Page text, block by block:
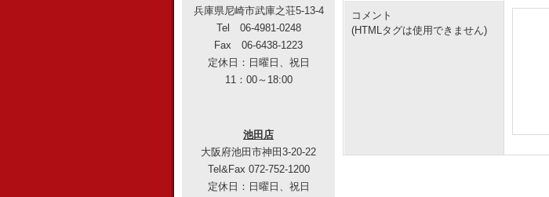
コメント
(HTMLタグは使用できません)
兵庫県尼崎市武庫之荘5-13-4
Tel 06-4981-0248
Fax 06-6438-1223
定休日：日曜日、祝日
11：00～18:00
池田店
大阪府池田市神田3-20-22
Tel&Fax 072-752-1200
定休日：日曜日、祝日